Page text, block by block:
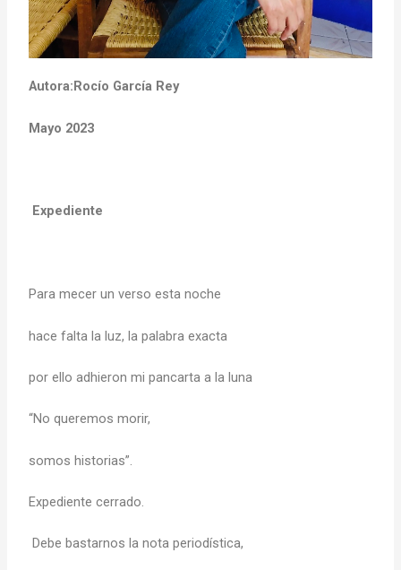
Autora:Rocío García Rey
Mayo 2023
Expediente
Para mecer un verso esta noche
hace falta la luz, la palabra exacta
por ello adhieron mi pancarta a la luna
“No queremos morir,
somos historias”.
Expediente cerrado.
Debe bastarnos la nota periodística,